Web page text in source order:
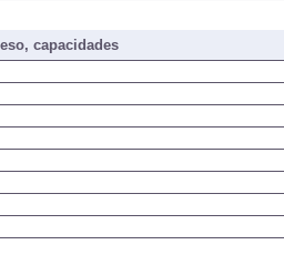
capacidades